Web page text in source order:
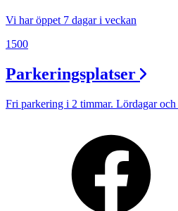
Vi har öppet 7 dagar i veckan
1500
Parkeringsplatser
Fri parkering i 2 timmar. Lördagar och